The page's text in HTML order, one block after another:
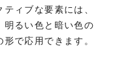
ィブな要素には、
明るい色と暗い色の
で応用できます。